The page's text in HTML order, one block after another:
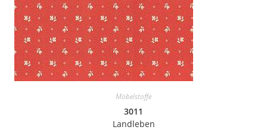
Möbelstoffe
3011
Landleben